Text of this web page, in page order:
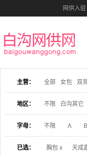
网供入驻
收藏本站
主营： 全部 女包 双
地区： 不限 白沟其它
字母： 不限 A B
已选： 胸包 x 天成